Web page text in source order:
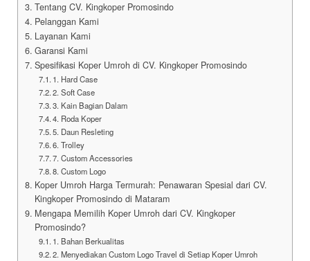
Tentang CV. Kingkoper Promosindo
Pelanggan Kami
Layanan Kami
Garansi Kami
Spesifikasi Koper Umroh di CV. Kingkoper Promosindo
1. Hard Case
2. Soft Case
3. Kain Bagian Dalam
4. Roda Koper
5. Daun Resleting
6. Trolley
7. Custom Accessories
8. Custom Logo
Koper Umroh Harga Termurah: Penawaran Spesial dari CV.
Kingkoper Promosindo di Mataram
Mengapa Memilih Koper Umroh dari CV. Kingkoper
Promosindo?
1. Bahan Berkualitas
2. Menyediakan Custom Logo Travel di Setiap Koper Umroh